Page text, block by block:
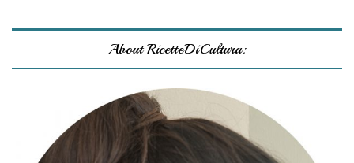
About RicetteDiCultura: